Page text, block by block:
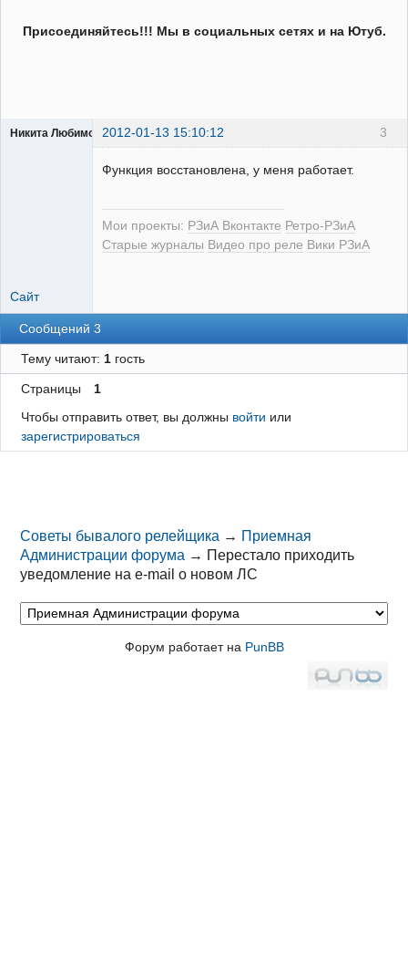
Присоединяйтесь!!! Мы в социальных сетях и на Ютуб.
3
Никита Любимов 2012-01-13 15:10:12
Функция восстановлена, у меня работает.
Мои проекты: РЗиА Вконтакте Ретро-РЗиА
Старые журналы Видео про реле Вики РЗиА
Сайт
Сообщений 3
Тему читают: 1гость
Страницы
1
Чтобы отправить ответ, вы должны войти или
зарегистрироваться
Советы бывалого релейщика → Приемная
Администрации форума → Перестало приходить
уведомление на e-mail о новом ЛС
Форум работает на PunBB